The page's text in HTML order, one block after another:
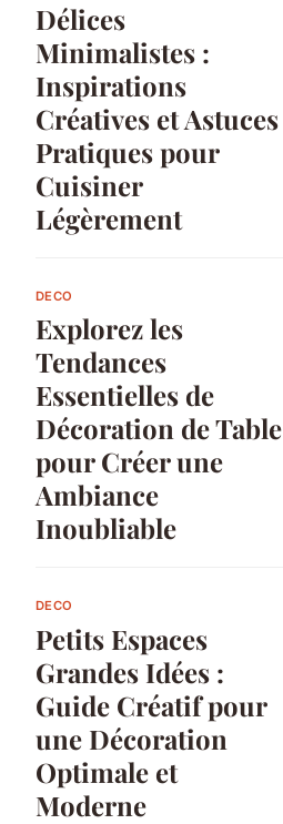
Délices
Minimalistes :
Inspirations
Créatives et Astuces
Pratiques pour
Cuisiner
Légèrement
DECO
Explorez les
Tendances
Essentielles de
Décoration de Table
pour Créer une
Ambiance
Inoubliable
DECO
Petits Espaces
Grandes Idées :
Guide Créatif pour
une Décoration
Optimale et
Moderne